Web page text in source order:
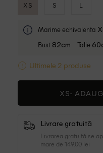
XS S L
Marime echivalenta
Bust 82cm Talie
Ultimele 2 produse
XS-
Livrare gratuită
Livrarea gratuită se
mare de 149.00 lei